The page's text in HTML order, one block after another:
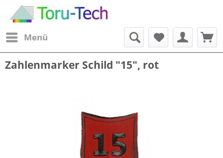
Menü
Zahlenmarker Schild "15", rot